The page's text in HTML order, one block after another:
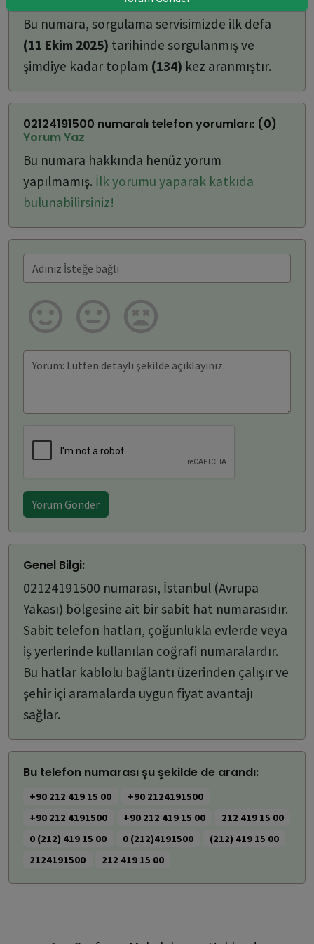
Bu numara, sorgulama servisimizde ilk defa
(11 Ekim 2025) tarihinde sorgulanmış ve
şimdiye kadar toplam (134) kez aranmıştır.
02124191500 numaralı telefon yorumları: (0)
Yorum Yaz
Bu numara hakkında henüz yorum
yapılmamış. İlk yorumu yaparak katkıda
bulunabilirsiniz!
Yorum Gönder
Genel Bilgi:
02124191500 numarası, İstanbul (Avrupa
Yakası) bölgesine ait bir sabit hat numarasıdır.
Sabit telefon hatları, çoğunlukla evlerde veya
iş yerlerinde kullanılan coğrafi numaralardır.
Bu hatlar kablolu bağlantı üzerinden çalışır ve
şehir içi aramalarda uygun fiyat avantajı
sağlar.
Bu telefon numarası şu şekilde de arandı:
+90 212 419 15 00
+90 2124191500
+90 212 4191500
+90 212 419 15 00
212 419 15 00
0 (212) 419 15 00
0 (212)4191500
(212) 419 15 00
2124191500
212 419 15 00